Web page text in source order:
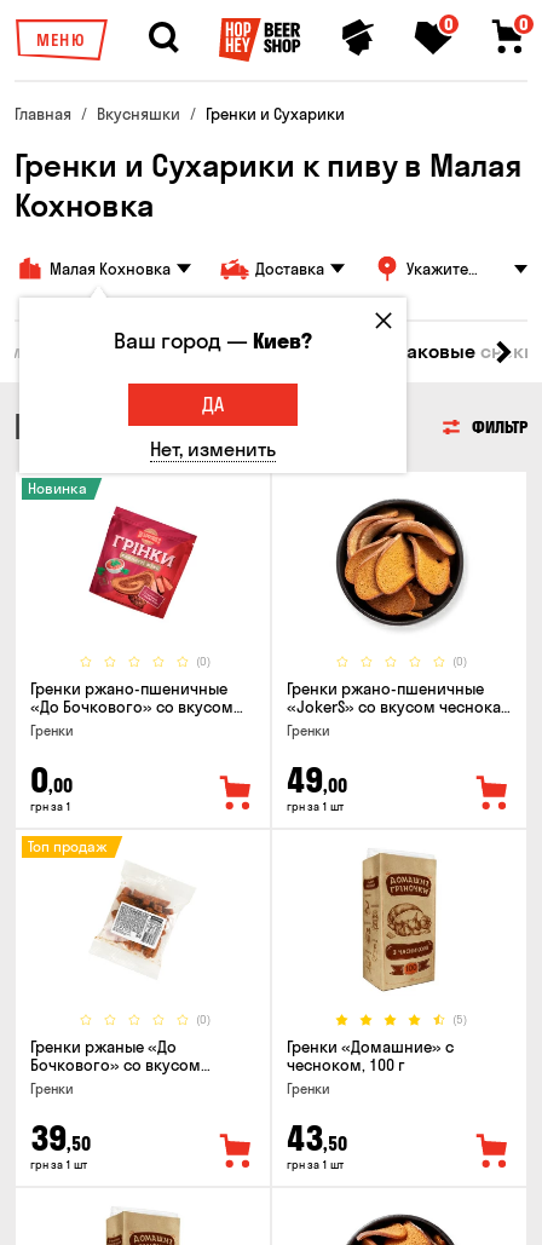
МЕНЮ
0 0
Главная Вкусняшки Гренки и Сухарики
Гренки и Сухарики к пиву в Малая
Кохновка
Малая Кохновка Доставка
Укажите
Чипсы Гренки и Сухарики Злаковые снеки
ГРЕНКИ И СУХАРИКИ ФИЛЬТР
(0)
Новинка
Гренки ржано-пшеничные
«До Бочкового» со вкусом
телятины и аджики, 75г
Гренки
0,00
грн за 1
(0)
Гренки ржано-пшеничные
«JokerS» со вкусом чеснока,
80 г
Гренки
49,00
грн за 1 шт
(0)
Топ продаж
Гренки ржаные «До
Бочкового» со вкусом
чеснок, 100г
Гренки
39,50
грн за 1 шт
(5)
Гренки «Домашние» с
чесноком, 100 г
Гренки
43,50
грн за 1 шт
Ваш город —Киев?
ДА
Нет, изменить